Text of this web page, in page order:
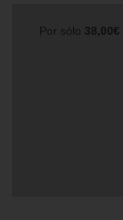
Por sólo 38,00€